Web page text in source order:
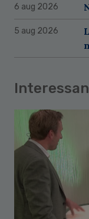
6 aug 2026
5 aug 2026